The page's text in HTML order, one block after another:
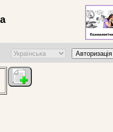
Авторизація